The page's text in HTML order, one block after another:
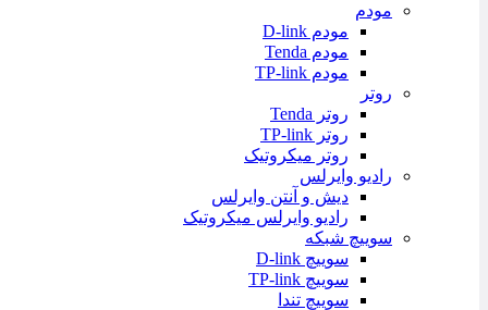
مودم
مودم D-link
مودم Tenda
مودم TP-link
روتر
روتر Tenda
روتر TP-link
روتر میکروتیک
رادیو وایرلس
دیش و آنتن وایرلس
رادیو وایرلس میکروتیک
سوییچ شبکه
سوییچ D-link
سوییچ TP-link
سوییچ تندا